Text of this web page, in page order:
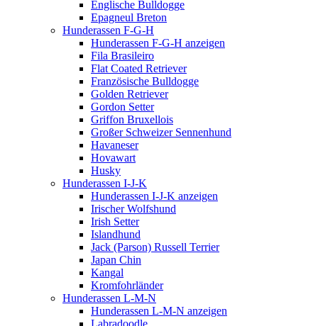
Englische Bulldogge
Epagneul Breton
Hunderassen F-G-H
Hunderassen F-G-H anzeigen
Fila Brasileiro
Flat Coated Retriever
Französische Bulldogge
Golden Retriever
Gordon Setter
Griffon Bruxellois
Großer Schweizer Sennenhund
Havaneser
Hovawart
Husky
Hunderassen I-J-K
Hunderassen I-J-K anzeigen
Irischer Wolfshund
Irish Setter
Islandhund
Jack (Parson) Russell Terrier
Japan Chin
Kangal
Kromfohrländer
Hunderassen L-M-N
Hunderassen L-M-N anzeigen
Labradoodle